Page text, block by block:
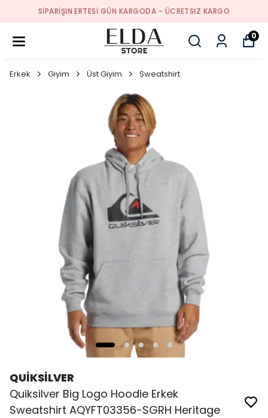
SIPARIŞIN ERTESI GÜN KARGODA - ÜCRETSIZ KARGO
0
Erkek Giyim Üst Giyim Sweatshirt
QUİKSİLVER
Quiksilver Big Logo Hoodie Erkek
Sweatshirt AQYFT03356-SGRH Heritage